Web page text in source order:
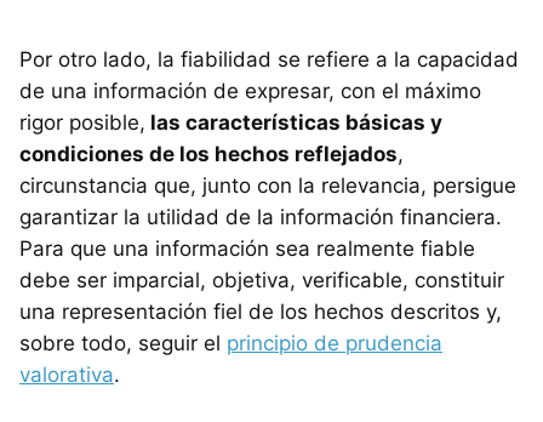
Por otro lado, la fiabilidad se refiere a la capacidad
de una información de expresar, con el máximo
rigor posible, las características básicas y
condiciones de los hechos reflejados,
circunstancia que, junto con la relevancia, persigue
garantizar la utilidad de la información financiera.
Para que una información sea realmente fiable
debe ser imparcial, objetiva, verificable, constituir
una representación fiel de los hechos descritos y,
sobre todo, seguir el principio de prudencia
valorativa.